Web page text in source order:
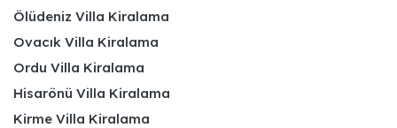
Ölüdeniz Villa Kiralama
Ovacık Villa Kiralama
Ordu Villa Kiralama
Hisarönü Villa Kiralama
Kirme Villa Kiralama